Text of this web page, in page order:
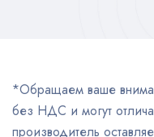
*Обращаем ваше
без НДС и могут
производитель